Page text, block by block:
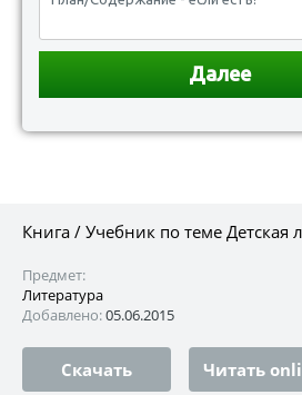
Книга / Учебник по теме Детская
Предмет:
Литература
Добавлено:05.06.2015
Скачать Читать